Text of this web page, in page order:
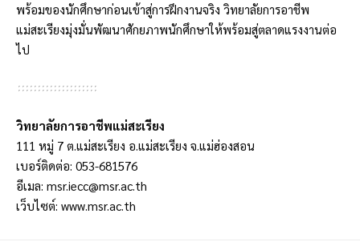
พร้อมของนักศึกษาก่อนเข้าสู่การฝึกงานจริง วิทยาลัยการอาชีพ
แม่สะเรียงมุ่งมั่นพัฒนาศักยภาพนักศึกษาให้พร้อมสู่ตลาดแรงงานต่อ
ไป
วิทยาลัยการอาชีพแม่สะเรียง
111 หมู่ 7 ต.แม่สะเรียง อ.แม่สะเรียง จ.แม่ฮ่องสอน
เบอร์ติดต่อ: 053-681576
อีเมล: msr.iecc@msr.ac.th
เว็บไซต์: www.msr.ac.th